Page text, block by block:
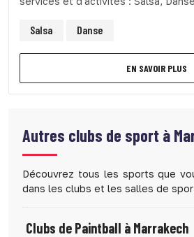
Salsa Danse
EN SAVOIR PLUS
Autres clubs de sport à
Découvrez tous les sports que
dans les clubs et les salles de
Clubs de Paintball à Marrakech